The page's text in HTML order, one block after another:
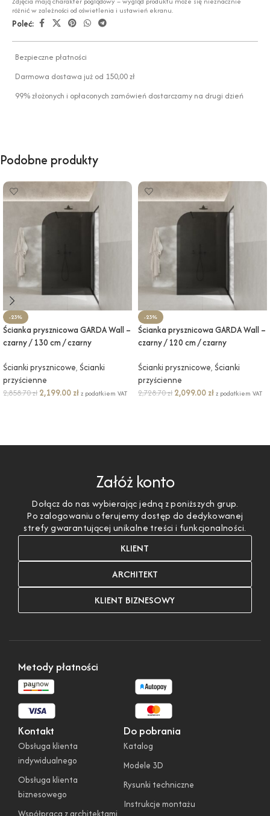
różnić w zależności od oświetlenia i ustawień ekranu.
Poleć:
Bezpieczne płatności
Darmowa dostawa już od 150,00 zł
99% złożonych i opłaconych zamówień dostarczamy na drugi dzień
Podobne produkty
-23%
Ścianka prysznicowa GARDA Wall –
czarny / 130 cm / czarny
Ścianki prysznicowe, Ścianki
przyścienne
2,858.70zł 2,199.00 złz podatkiem VAT
-23%
Ścianka prysznicowa GARDA Wall –
czarny / 120 cm / czarny
Ścianki prysznicowe, Ścianki
przyścienne
2,728.70zł 2,099.00 złz podatkiem VAT
Załóż konto
Dołącz do nas wybierając jedną z poniższych grup.
Po zalogowaniu oferujemy dostęp do dedykowanej
strefy gwarantującej unikalne treści i funkcjonalności.
KLIENT
ARCHITEKT
KLIENT BIZNESOWY
Kontakt
Obsługa klienta
indywidualnego
Obsługa klienta
biznesowego
Współpraca z architektami
Do pobrania
Katalog
Modele 3D
Rysunki techniczne
Instrukcje montażu
Metody płatności